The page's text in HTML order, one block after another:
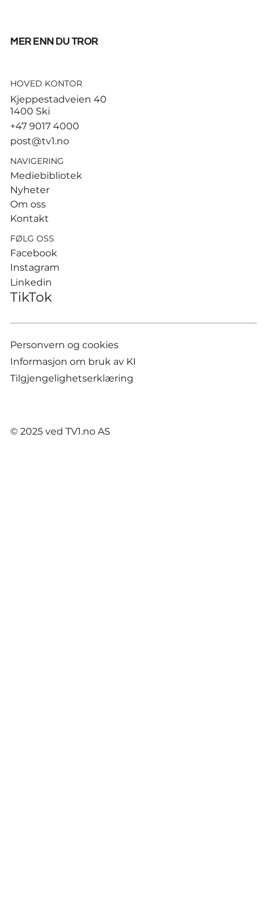
God start for de norske
Hamburg
mer enn du tror
HOVED KONTOR
Kjeppestadveien 40
1400 Ski
+47 9017 4000
post@tv1.no
NAVIGERING
Mediebibliotek
Nyheter
Om oss
Kontakt
FØLG OSS
Facebook
Instagram
Linkedin
TikTok
Personvern og cookies
Informasjon om bruk av KI
Tilgjengelighetserklæring
© 2025 ved TV1.no AS